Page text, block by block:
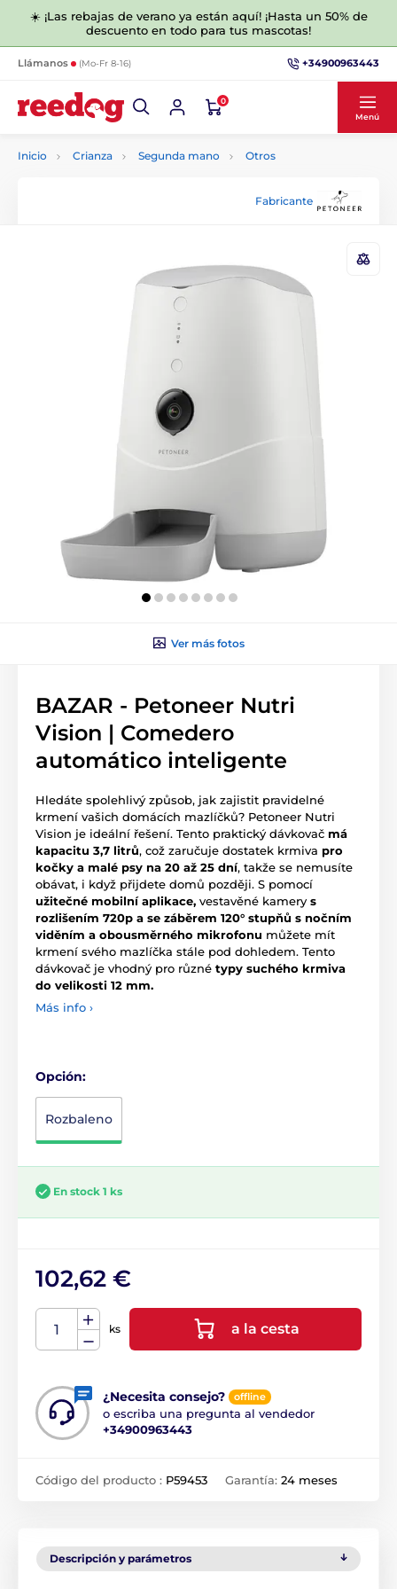
☀️ ¡Las rebajas de verano ya están aquí! ¡Hasta un 50% de
descuento en todo para tus mascotas!
Llámanos (Mo-Fr 8-16) +34900963443
0
Menú
Inicio Crianza Segunda mano Otros
Fabricante
Ver más fotos
BAZAR - Petoneer Nutri
Vision | Comedero
automático inteligente
Hledáte spolehlivý způsob, jak zajistit pravidelné
krmení vašich domácích mazlíčků? Petoneer Nutri
Vision je ideální řešení. Tento praktický dávkovač má
kapacitu 3,7 litrů, což zaručuje dostatek krmiva pro
kočky a malé psy na 20 až 25 dní, takže se nemusíte
obávat, i když přijdete domů později. S pomocí
užitečné mobilní aplikace, vestavěné kamery s
rozlišením 720p a se záběrem 120° stupňů s nočním
viděním a obousměrného mikrofonu můžete mít
krmení svého mazlíčka stále pod dohledem. Tento
dávkovač je vhodný pro různé typy suchého krmiva
do velikosti 12 mm.
Más info ›
Opción:
Rozbaleno
En stock 1 ks
102,62 €
ks a la cesta
¿Necesita consejo? offline
o escriba una pregunta al vendedor
+34900963443
Código del producto : P59453 Garantía: 24 meses
Descripción y parámetros